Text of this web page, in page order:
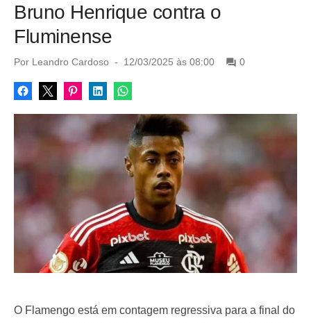
Bruno Henrique contra o
Fluminense
Por Leandro Cardoso
P
s
t
n
12/03/2025 às 08:00 0
O Flamengo está em contagem regressiva para a final do